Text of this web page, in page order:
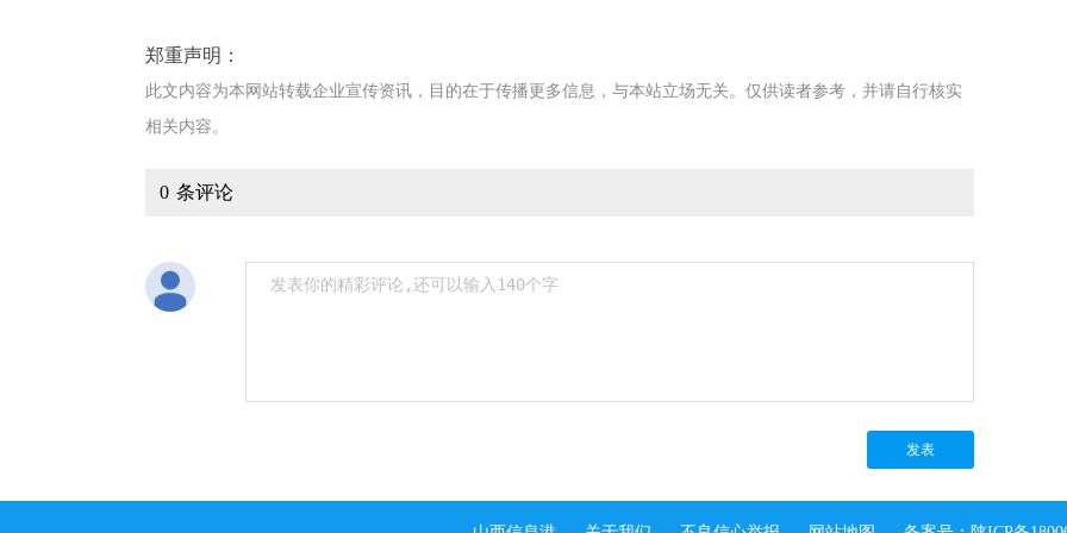
郑重声明：
此文内容为本网站转载企业宣传资讯，目的在于传播更多信息，与本站立场无关。仅供读者参考，并请自行核实
相关内容。
0 条评论
发表